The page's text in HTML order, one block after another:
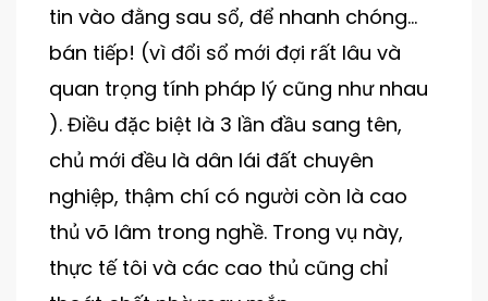
tin vào đằng sau sổ, để nhanh chóng…
bán tiếp! (vì đổi sổ mới đợi rất lâu và
quan trọng tính pháp lý cũng như nhau
). Điều đặc biệt là 3 lần đầu sang tên,
chủ mới đều là dân lái đất chuyên
nghiệp, thậm chí có người còn là cao
thủ võ lâm trong nghề. Trong vụ này,
thực tế tôi và các cao thủ cũng chỉ